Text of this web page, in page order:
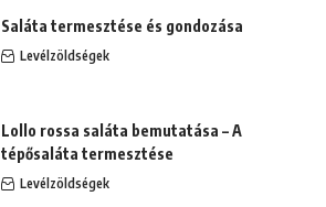
Saláta termesztése és gondozása
Levélzöldségek
Lollo rossa saláta bemutatása – A
tépősaláta termesztése
Levélzöldségek